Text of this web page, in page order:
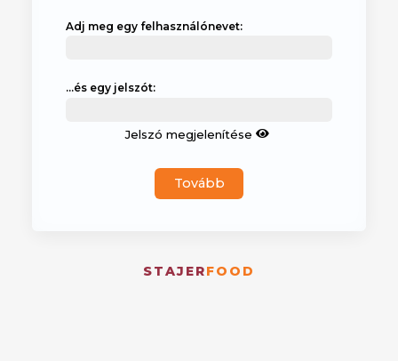
Adj meg egy felhasználónevet:
...és egy jelszót:
Jelszó megjelenítése
Tovább
STAJERFOOD